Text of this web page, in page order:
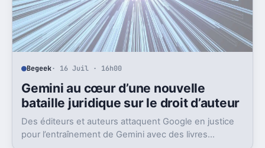
Begeek· 16 Juil · 16h00
Gemini au cœur d’une nouvelle
bataille juridique sur le droit d’auteur
Des éditeurs et auteurs attaquent Google en justice
pour l’entraînement de Gemini avec des livres